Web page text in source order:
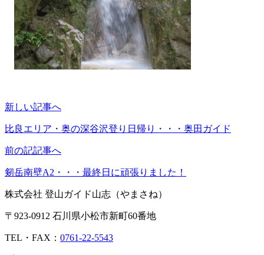
新しい記事へ
比良エリア・奥の深谷沢登り日帰り・・・奥田ガイド
前の記記事へ
剱岳南壁A2・・・最終日に頑張りました！
株式会社 登山ガイド山志（やまさね）
〒923-0912 石川県小松市新町60番地
TEL・FAX： 0761-22-5543